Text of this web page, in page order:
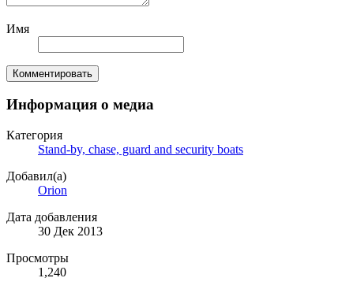
Имя
Комментировать
Информация о медиа
Категория
Stand-by, chase, guard and security boats
Добавил(а)
Orion
Дата добавления
30 Дек 2013
Просмотры
1,240